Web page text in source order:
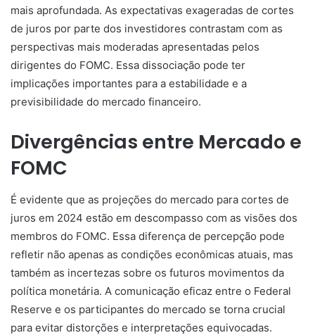
mais aprofundada. As expectativas exageradas de cortes
de juros por parte dos investidores contrastam com as
perspectivas mais moderadas apresentadas pelos
dirigentes do FOMC. Essa dissociação pode ter
implicações importantes para a estabilidade e a
previsibilidade do mercado financeiro.
Divergências entre Mercado e
FOMC
É evidente que as projeções do mercado para cortes de
juros em 2024 estão em descompasso com as visões dos
membros do FOMC. Essa diferença de percepção pode
refletir não apenas as condições econômicas atuais, mas
também as incertezas sobre os futuros movimentos da
política monetária. A comunicação eficaz entre o Federal
Reserve e os participantes do mercado se torna crucial
para evitar distorções e interpretações equivocadas.